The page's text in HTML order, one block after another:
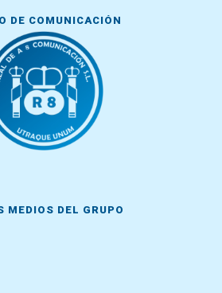
DE COMUNICACIÓN
MEDIOS DEL GRUPO